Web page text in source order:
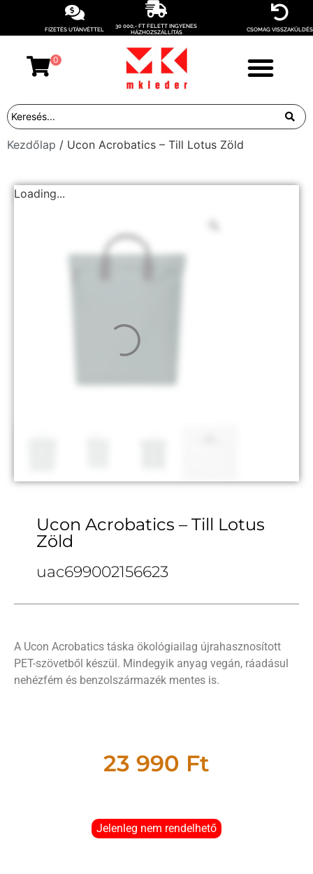
FIZETÉS UTÁNVÉTTEL
30 000,- FT FELETT INGYENES
HÁZHOZSZÁLLÍTÁS
CSOMAG VISSZAKÜLDÉS
0
Kezdőlap / Ucon Acrobatics – Till Lotus Zöld
Loading...
Ucon Acrobatics – Till Lotus
Zöld
uac699002156623
A Ucon Acrobatics táska ökológiailag újrahasznosított
PET-szövetből készül. Mindegyik anyag vegán, ráadásul
nehézfém és benzolszármazék mentes is.
23 990 Ft
Jelenleg nem rendelhető